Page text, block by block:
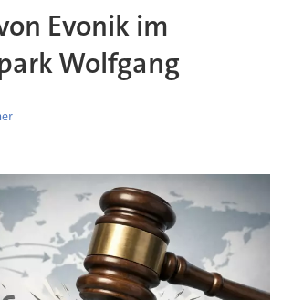
Evonik im
Wolfgang